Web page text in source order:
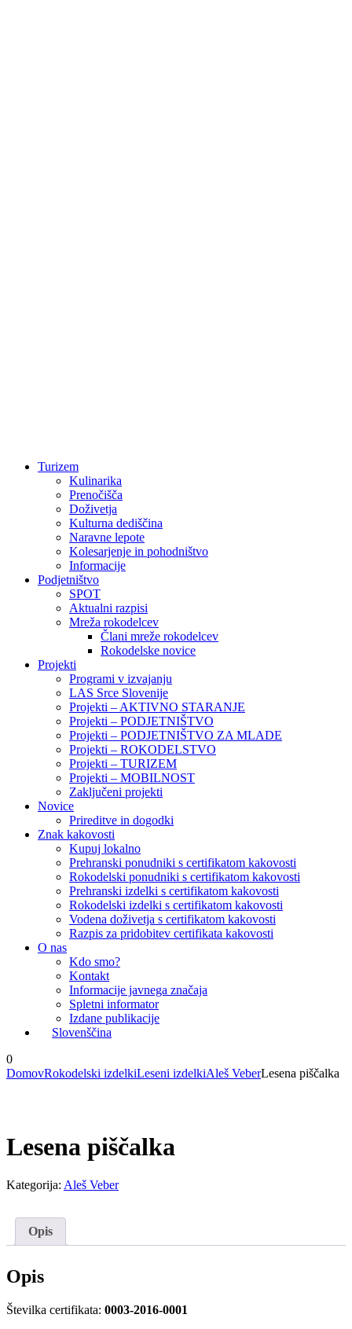
Turizem
Kulinarika
Prenočišča
Doživetja
Kulturna dediščina
Naravne lepote
Kolesarjenje in pohodništvo
Informacije
Podjetništvo
SPOT
Aktualni razpisi
Mreža rokodelcev
Člani mreže rokodelcev
Rokodelske novice
Projekti
Programi v izvajanju
LAS Srce Slovenije
Projekti – AKTIVNO STARANJE
Projekti – PODJETNIŠTVO
Projekti – PODJETNIŠTVO ZA MLADE
Projekti – ROKODELSTVO
Projekti – TURIZEM
Projekti – MOBILNOST
Zaključeni projekti
Novice
Prireditve in dogodki
Znak kakovosti
Kupuj lokalno
Prehranski ponudniki s certifikatom kakovosti
Rokodelski ponudniki s certifikatom kakovosti
Prehranski izdelki s certifikatom kakovosti
Rokodelski izdelki s certifikatom kakovosti
Vodena doživetja s certifikatom kakovosti
Razpis za pridobitev certifikata kakovosti
O nas
Kdo smo?
Kontakt
Informacije javnega značaja
Spletni informator
Izdane publikacije
Slovenščina
0
DomovRokodelski izdelkiLeseni izdelkiAleš VeberLesena piščalka
Lesena piščalka
Kategorija: Aleš Veber
Opis
Opis
Številka certifikata: 0003-2016-0001